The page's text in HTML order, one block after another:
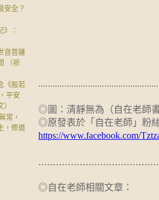
安全？
》：
音菩薩
（祈
《般若
平安
常，
，修道
◎圖：清靜無為（自在老師
◎原發表於「自在老師」粉
https://www.facebook.com/
◎自在老師相關文章：